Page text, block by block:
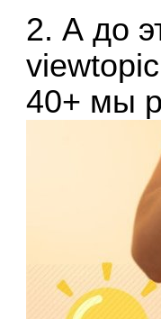
2. А до
40+ мы